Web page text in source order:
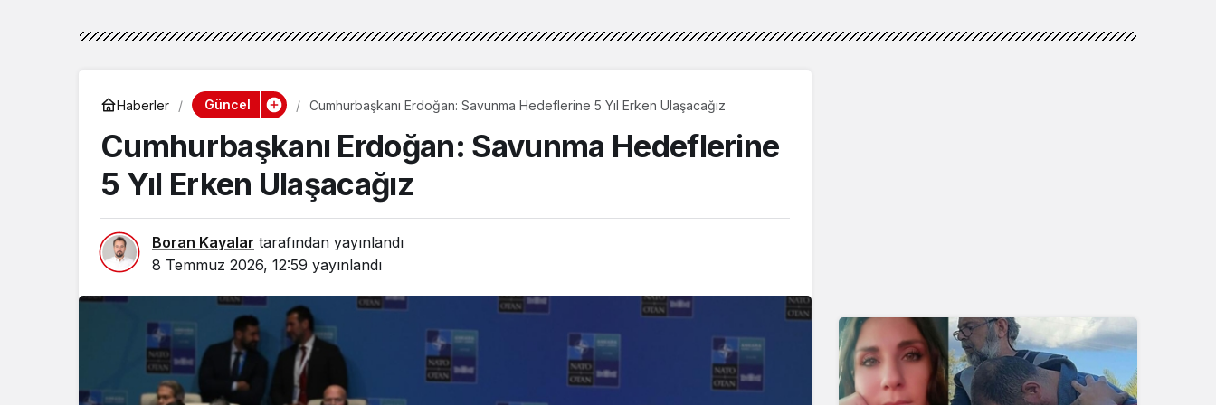
Haberler Güncel Cumhurbaşkanı Erdoğan: Savunma Hedeflerine 5 Yıl Erken Ulaşacağız
Cumhurbaşkanı Erdoğan: Savunma Hedeflerine
5 Yıl Erken Ulaşacağız
Boran Kayalar tarafından yayınlandı
8 Temmuz 2026, 12:59 yayınlandı